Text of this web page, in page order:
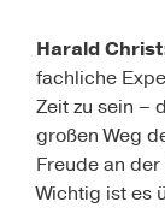
Harald
fachliche
Zeit zu sein –
großen Weg
Freude an
Wichtig ist es